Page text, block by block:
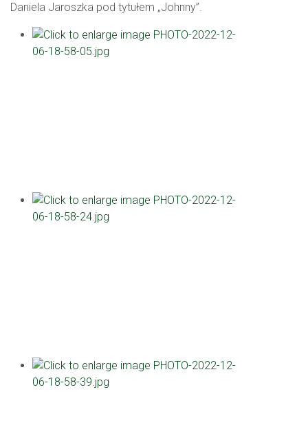
Daniela Jaroszka pod tytułem „Johnny”.